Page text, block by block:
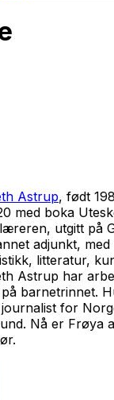
Astrup, født
med boka
, utgitt på
adjunkt,
litteratur,
Astrup har
barnetrinnet.
for
Nå er Frøya